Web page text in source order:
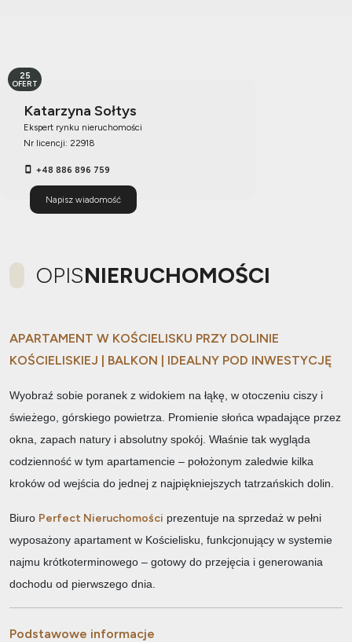
Katarzyna Sołtys
Ekspert rynku nieruchomości
Nr licencji: 22918
+48 886 896 759
Napisz wiadomość
25
OFERT
OPISNIERUCHOMOŚCI
APARTAMENT W KOŚCIELISKU PRZY DOLINIE
KOŚCIELISKIEJ | BALKON | IDEALNY POD INWESTYCJĘ
Wyobraź sobie poranek z widokiem na łąkę, w otoczeniu ciszy i
świeżego, górskiego powietrza. Promienie słońca wpadające przez
okna, zapach natury i absolutny spokój. Właśnie tak wygląda
codzienność w tym apartamencie – położonym zaledwie kilka
kroków od wejścia do jednej z najpiękniejszych tatrzańskich dolin.
Biuro Perfect Nieruchomości prezentuje na sprzedaż w pełni
wyposażony apartament w Kościelisku, funkcjonujący w systemie
najmu krótkoterminowego – gotowy do przejęcia i generowania
dochodu od pierwszego dnia.
Podstawowe informacje